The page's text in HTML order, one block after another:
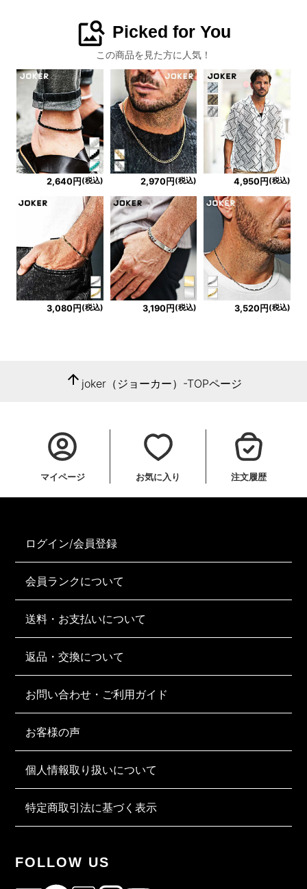
image_search Picked for You
この商品を見た方に人気！
2,640円 (税込) 2,970円 (税込) 4,950円 (税込)
3,080円 (税込) 3,190円 (税込) 3,520円 (税込)
arrow_upward joker（ジョーカー）-TOPページ
マイページ お気に入り 注文履歴
ログイン/会員登録
会員ランクについて
送料・お支払いについて
返品・交換について
お問い合わせ・ご利用ガイド
お客様の声
個人情報取り扱いについて
特定商取引法に基づく表示
FOLLOW US